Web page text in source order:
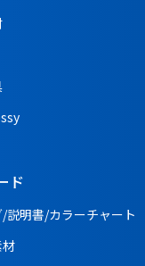
ド
/説明書/カラーチャート